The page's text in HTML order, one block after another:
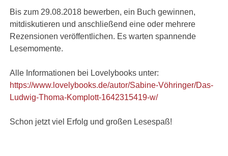
Bis zum 29.08.2018 bewerben, ein Buch gewinnen,
mitdiskutieren und anschließend eine oder mehrere
Rezensionen veröffentlichen. Es warten spannende
Lesemomente.
Alle Informationen bei Lovelybooks unter:
https://www.lovelybooks.de/autor/Sabine-Vöhringer/Das-
Ludwig-Thoma-Komplott-1642315419-w/
Schon jetzt viel Erfolg und großen Lesespaß!